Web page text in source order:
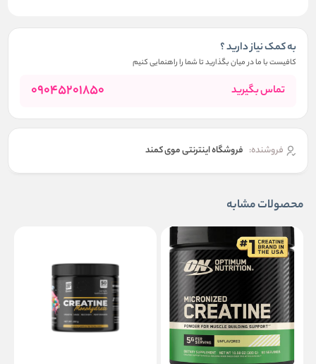
به کمک نیاز دارید ؟
کافیست با ما در میان بگذارید تا شما را راهنمایی کنیم
تماس بگیرید 09045201850
فروشنده: فروشگاه اینترنتی موی کمند
محصولات مشابه